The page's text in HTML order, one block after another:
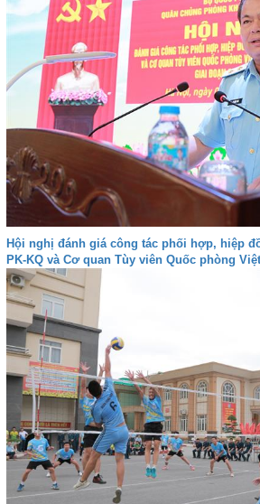
Hội nghị đánh giá công tác phối hợp, hiệp
PK-KQ và Cơ quan Tùy viên Quốc phòng